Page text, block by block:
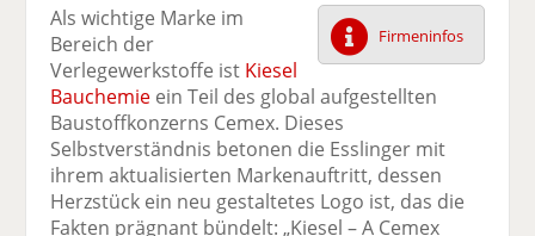
uf
F
ac
e
o
o
k
wi
tt
er
n
uf
Li
n
k
di
n
te
er
E
m
v
er
se
ck
e
Firmeninfos
Als wichtige Marke im
Bereich der
Verlegewerkstoffe ist Kiesel
Bauchemie ein Teil des global aufgestellten
Baustoffkonzerns Cemex. Dieses
Selbstverständnis betonen die Esslinger mit
ihrem aktualisierten Markenauftritt, dessen
Herzstück ein neu gestaltetes Logo ist, das die
Fakten prägnant bündelt: „Kiesel – A Cemex